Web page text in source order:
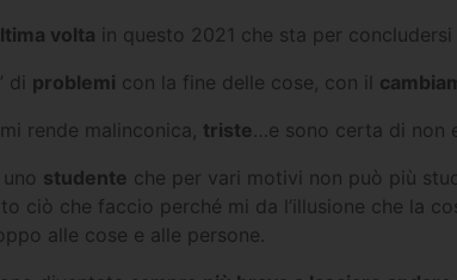
volta in questo 2021 che sta per
di problemi con la fine delle cose, con il
rende malinconica, triste…e sono certa di non
studente che per vari motivi non può più
ciò che faccio perché mi da l’illusione che la
alle cose e alle persone.